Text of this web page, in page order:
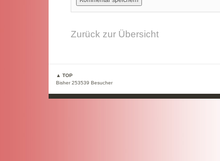
Zurück zur Übersicht
▲ TOP
Bisher 253539 Besucher